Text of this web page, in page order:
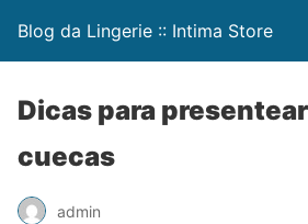
Blog da Lingerie :: Intima Store
Dicas para
cuecas
admin